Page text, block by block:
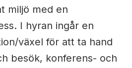
miljö med en
I hyran ingår en
växel för att ta hand
besök, konferens- och